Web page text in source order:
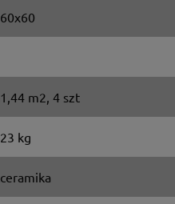
60x60
1,44 m2, 4 szt
23 kg
ceramika